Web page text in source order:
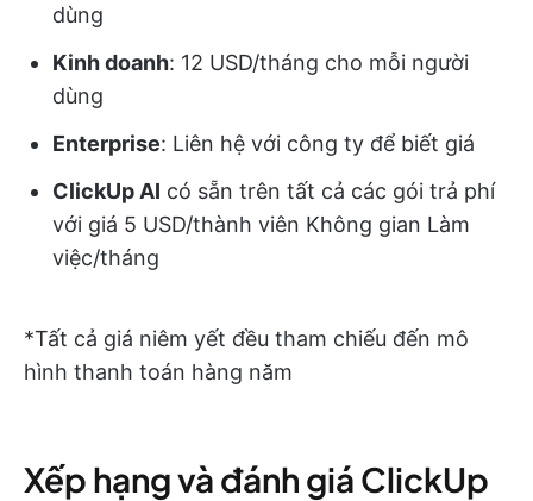
dùng
Kinh doanh: 12 USD/tháng cho mỗi người
dùng
Enterprise: Liên hệ với công ty để biết giá
ClickUp AI có sẵn trên tất cả các gói trả phí
với giá 5 USD/thành viên Không gian Làm
việc/tháng
*Tất cả giá niêm yết đều tham chiếu đến mô
hình thanh toán hàng năm
Xếp hạng và đánh giá ClickUp